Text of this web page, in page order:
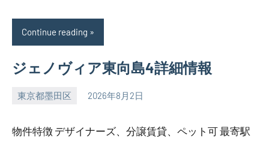
Continue reading
ジェノヴィア東向島4詳細情報
東京都墨田区 2026年8月2日
SEZIMO
物件特徴 デザイナーズ、分譲賃貸、ペット可 最寄駅